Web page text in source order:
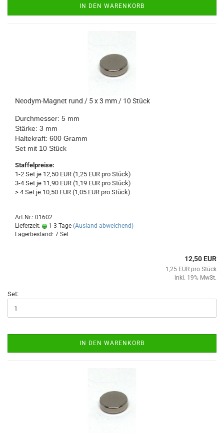
IN DEN WARENKORB
Neodym-Magnet rund / 5 x 3 mm / 10 Stück
Durchmesser: 5 mm
Stärke: 3 mm
Haltekraft: 600 Gramm
Set mit 10 Stück
Staffelpreise:
1-2 Set je 12,50 EUR (1,25 EUR pro Stück)
3-4 Set je 11,90 EUR (1,19 EUR pro Stück)
> 4 Set je 10,50 EUR (1,05 EUR pro Stück)
Art.Nr.: 01602
Lieferzeit:
1-3 Tage (Ausland abweichend)
Lagerbestand: 7 Set
12,50 EUR
1,25 EUR pro Stück
inkl. 19% MwSt.
Set:
IN DEN WARENKORB